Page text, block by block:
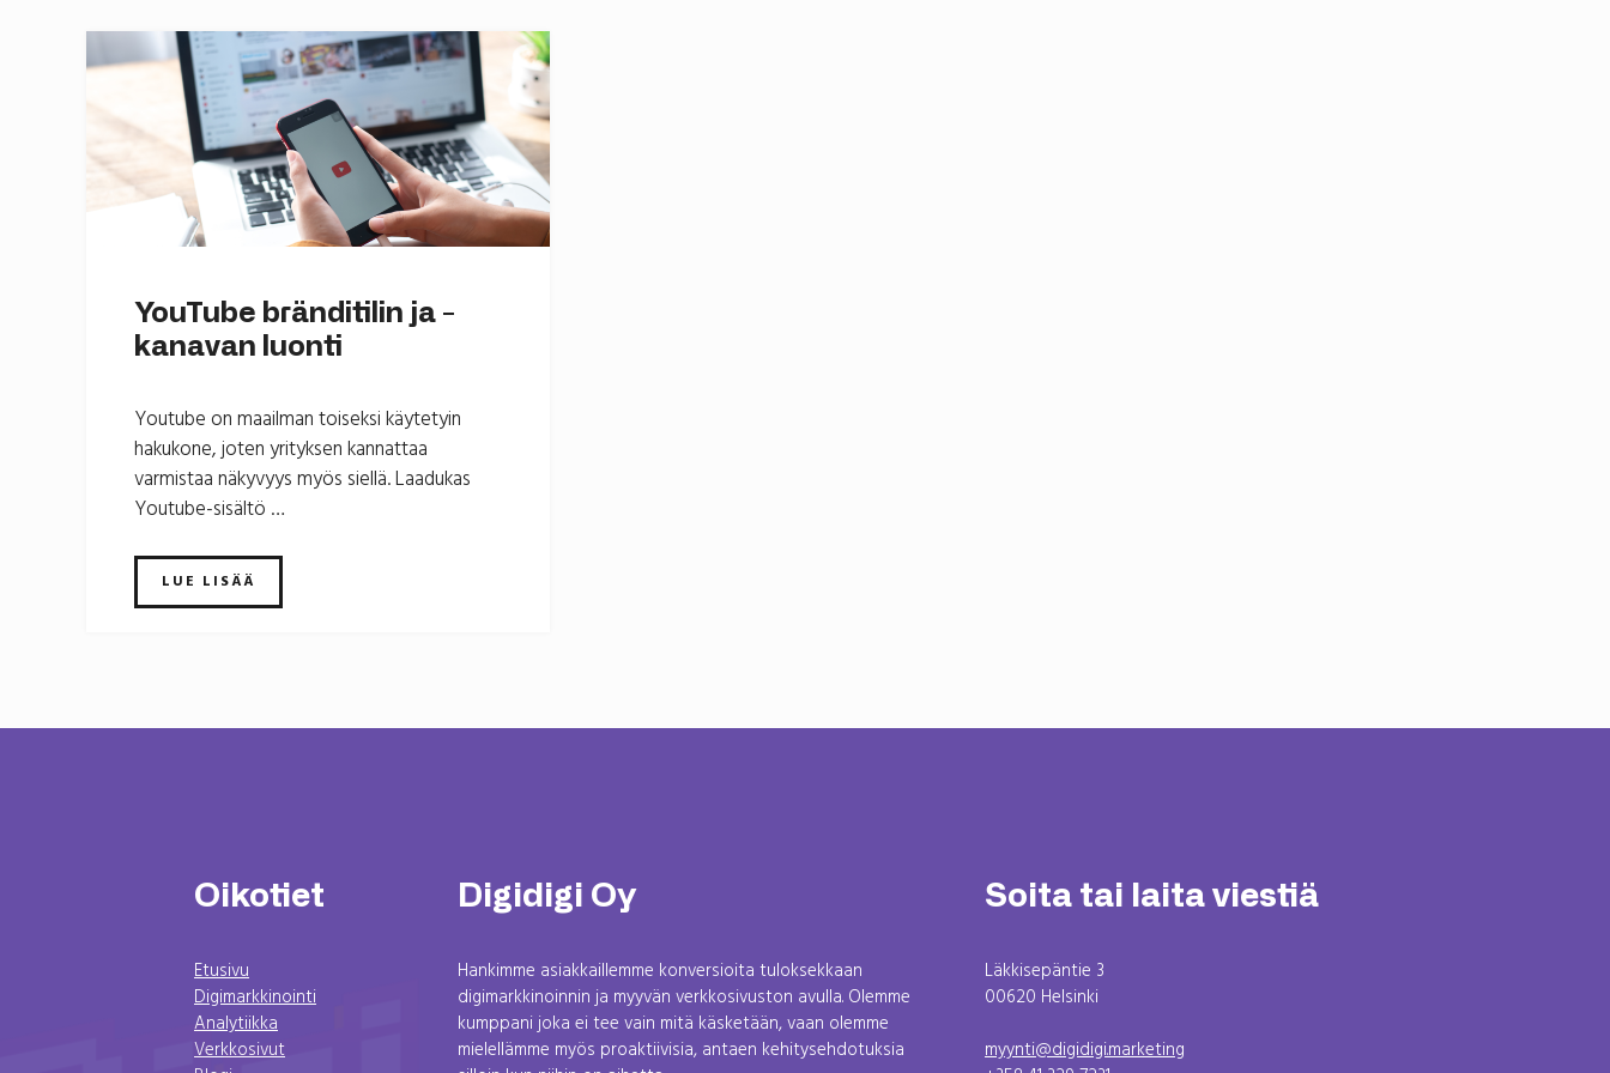
YouTube bränditilin ja -
kanavan luonti
Youtube on maailman toiseksi käytetyin
hakukone, joten yrityksen kannattaa
varmistaa näkyvyys myös siellä. Laadukas
Youtube-sisältö …
LUE LISÄÄ
Oikotiet
Etusivu
Digimarkkinointi
Analytiikka
Verkkosivut
Digidigi Oy
Hankimme asiakkaillemme konversioita tuloksekkaan
digimarkkinoinnin ja myyvän verkkosivuston avulla. Olemme
kumppani joka ei tee vain mitä käsketään, vaan olemme
mielellämme myös proaktiivisia, antaen kehitysehdotuksia
Soita tai laita viestiä
Läkkisepäntie 3
00620 Helsinki
myynti@digidigi.marketing